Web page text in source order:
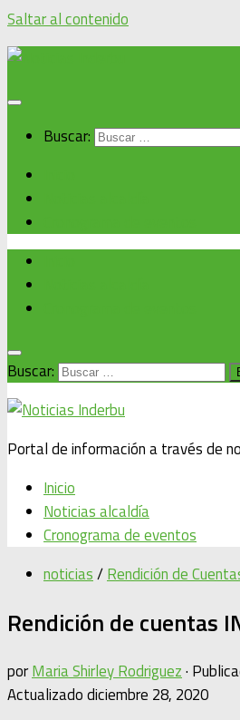
Saltar al contenido
Buscar:
Buscar:
Portal de información a través de
Inicio
Noticias alcaldía
Cronograma de eventos
noticias/Rendición de
Rendición de cuentas
porMaria Shirley Rodriguez·
Actualizadodiciembre 28, 2020